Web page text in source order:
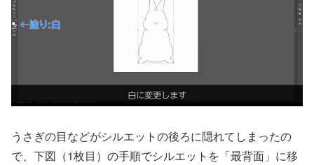
うさぎの目などがシルエットの後ろに隠れてしまったの
で、下図（1枚目）の手順でシルエットを「最背面」に移